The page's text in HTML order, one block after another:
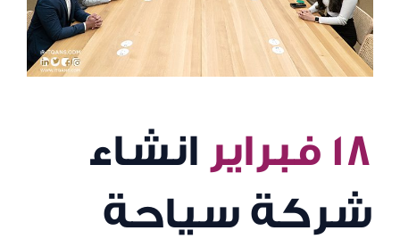
١٨ فبراير
انشاء
شركة سياحة